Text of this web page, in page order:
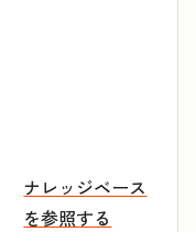
ナレッジベース
を参照する